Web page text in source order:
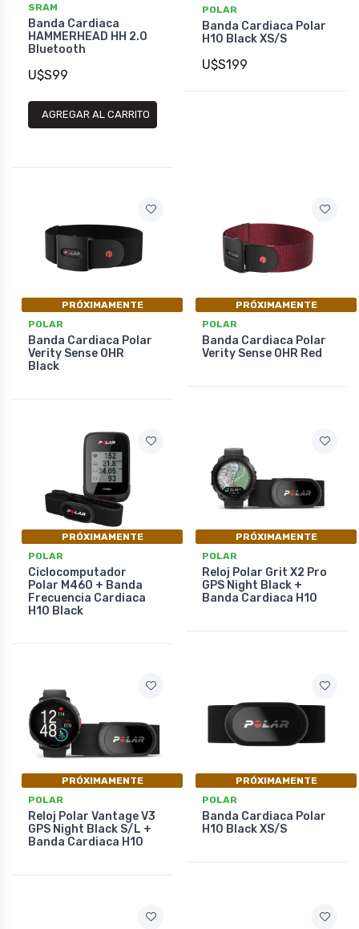
SRAM
Banda Cardiaca
HAMMERHEAD HH 2.0
Bluetooth
U$S99
AGREGAR AL CARRITO
POLAR
Banda Cardiaca Polar
H10 Black XS/S
U$S199
PRÓXIMAMENTE
POLAR
Banda Cardiaca Polar
Verity Sense OHR
Black
PRÓXIMAMENTE
POLAR
Banda Cardiaca Polar
Verity Sense OHR Red
PRÓXIMAMENTE
POLAR
Ciclocomputador
Polar M460 + Banda
Frecuencia Cardiaca
H10 Black
PRÓXIMAMENTE
POLAR
Reloj Polar Grit X2 Pro
GPS Night Black +
Banda Cardiaca H10
PRÓXIMAMENTE
POLAR
Reloj Polar Vantage V3
GPS Night Black S/L +
Banda Cardiaca H10
PRÓXIMAMENTE
POLAR
Banda Cardiaca Polar
H10 Black XS/S